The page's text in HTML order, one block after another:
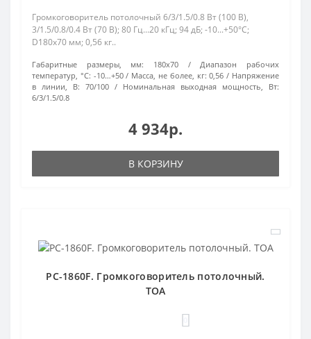
Громкоговоритель потолочный 6/3/1.5/0.8 Вт (100 В),
3/1.5/0.8/0.4 Вт (70 В); 80 Гц...20 кГц; 94 дБ; -10...+50°C;
D180х70 мм; 0,56 кг..
Габаритные размеры, мм: 180x70
Диапазон рабочих
температур, °С: -10…+50 Масса, не более, кг: 0,56
Напряжение
в линии, В: 70/100
Номинальная выходная мощность, Вт:
6/3/1.5/0.8
4 934р.
В КОРЗИНУ
PC-1860F. Громкоговоритель потолочный.
TOA